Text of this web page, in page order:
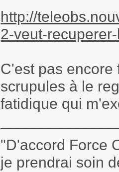
http://
2-veut-
C'est pas encore
scrupules à le
fatidique qui
"D'accord Force
je prendrai soin